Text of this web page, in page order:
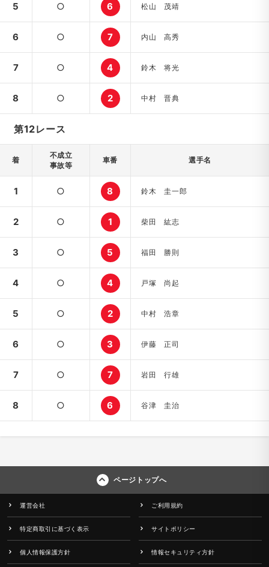
5 ○ 6 松山 茂靖
6 ○ 7 内山 高秀
7 ○ 4 鈴木 将光
8 ○ 2 中村 晋典
第12レース
着
不成立
事故等
車番 選手名
1 ○ 8 鈴木 圭一郎
2 ○ 1 柴田 紘志
3 ○ 5 福田 勝則
4 ○ 4 戸塚 尚起
5 ○ 2 中村 浩章
6 ○ 3 伊藤 正司
7 ○ 7 岩田 行雄
8 ○ 6 谷津 圭治
ページトップへ
運営会社 ご利用規約
特定商取引に基づく表示 サイトポリシー
個人情報保護方針 情報セキュリティ方針